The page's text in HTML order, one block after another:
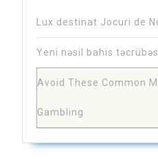
Lux destinat Jocuri de
Yeni nəsil bahis
Avoid These Common
Gambling